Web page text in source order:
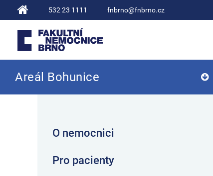
532 23 1111 fnbrno@fnbrno.cz
Fakultní nemocnice Brno
Areál Bohunice
O nemocnici
Pro pacienty